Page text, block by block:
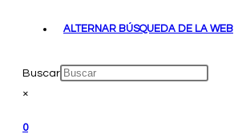
ALTERNAR BÚSQUEDA DE LA WEB
Buscar
×
0